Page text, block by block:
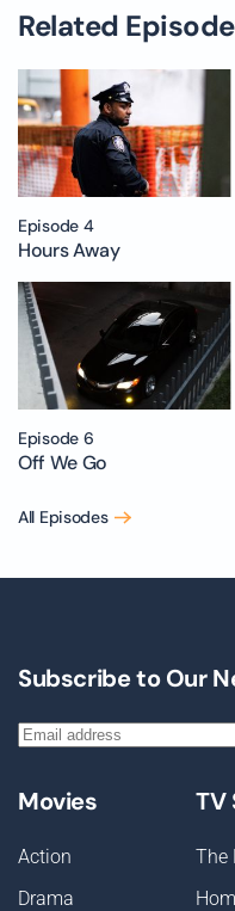
Related
Episode 4
Hours Away
Episode 6
Off We Go
All Episodes
Subscribe to Our
Movies
Action
Drama
TV
The